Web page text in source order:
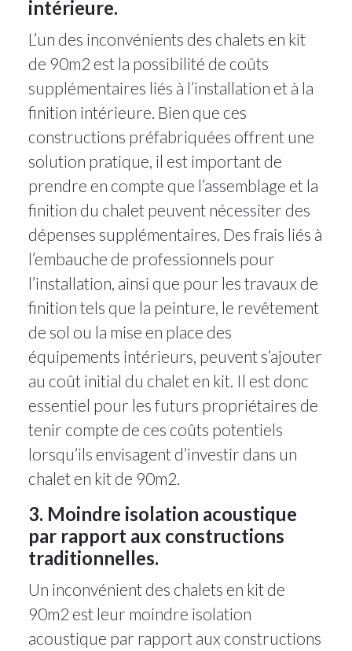
intérieure.
L’un des inconvénients des chalets en kit
de 90m2 est la possibilité de coûts
supplémentaires liés à l’installation et à la
finition intérieure. Bien que ces
constructions préfabriquées offrent une
solution pratique, il est important de
prendre en compte que l’assemblage et la
finition du chalet peuvent nécessiter des
dépenses supplémentaires. Des frais liés à
l’embauche de professionnels pour
l’installation, ainsi que pour les travaux de
finition tels que la peinture, le revêtement
de sol ou la mise en place des
équipements intérieurs, peuvent s’ajouter
au coût initial du chalet en kit. Il est donc
essentiel pour les futurs propriétaires de
tenir compte de ces coûts potentiels
lorsqu’ils envisagent d’investir dans un
chalet en kit de 90m2.
3. Moindre isolation acoustique
par rapport aux constructions
traditionnelles.
Un inconvénient des chalets en kit de
90m2 est leur moindre isolation
acoustique par rapport aux constructions